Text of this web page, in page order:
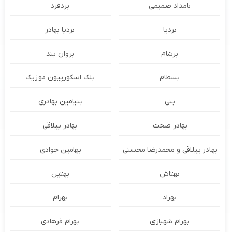
بامداد صمیمی بردفرد
بردیا بردیا بهادر
برشام بروان بند
بسطام بلک اسکورپیون موزیک
بنی بنیامین بهادری
بهادر صحت بهادر ییلاقی
بهادر ییلاقی و محمدرضا محسنی بهامین جوادی
بهتاش بهتین
بهراد بهرام
بهرام شهبازی بهرام فرهادی